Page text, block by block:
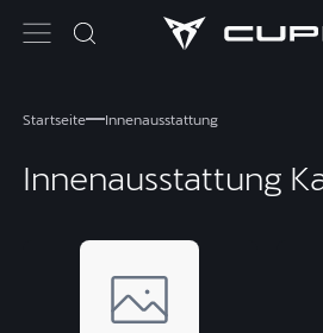
Startseite Innenausstattung
Innenausstattung